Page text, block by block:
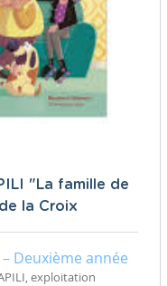
"La famille de
la Croix
Deuxième année
exploitation